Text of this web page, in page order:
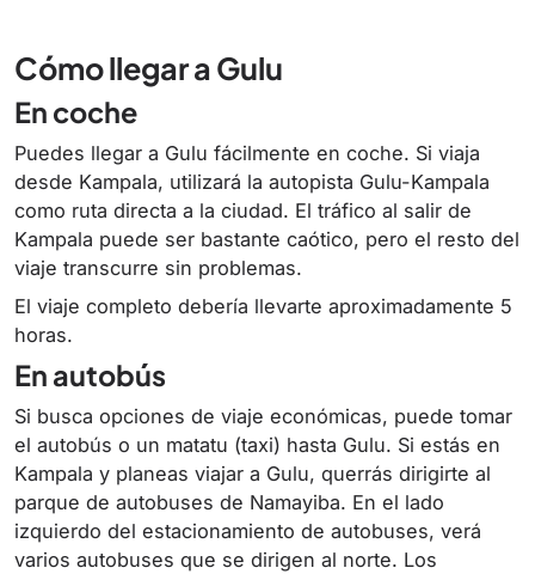
Cómo llegar a Gulu
En coche
Puedes llegar a Gulu fácilmente en coche. Si viaja
desde Kampala, utilizará la autopista Gulu-Kampala
como ruta directa a la ciudad. El tráfico al salir de
Kampala puede ser bastante caótico, pero el resto del
viaje transcurre sin problemas.
El viaje completo debería llevarte aproximadamente 5
horas.
En autobús
Si busca opciones de viaje económicas, puede tomar
el autobús o un matatu (taxi) hasta Gulu. Si estás en
Kampala y planeas viajar a Gulu, querrás dirigirte al
parque de autobuses de Namayiba. En el lado
izquierdo del estacionamiento de autobuses, verá
varios autobuses que se dirigen al norte. Los